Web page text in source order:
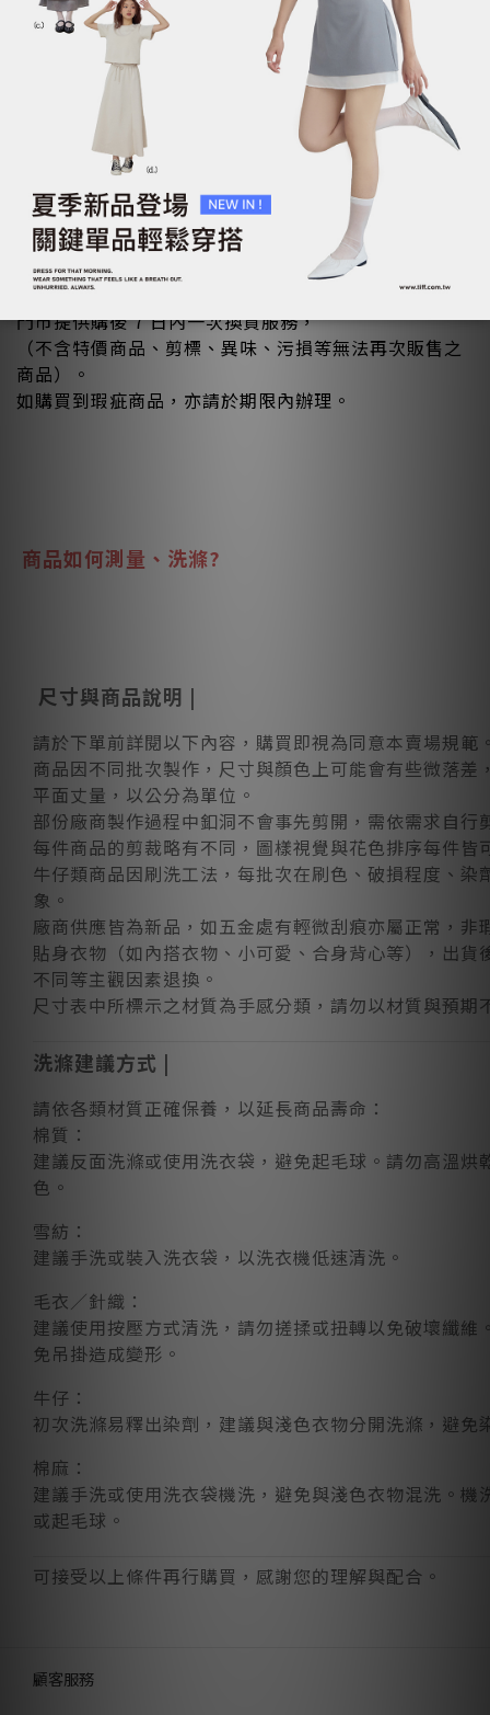
A：門市自取訂單逾期未取並取消後，
已付款金額恕不予退還，敬請理解與配合。
門市購買後常見問題 |
🚨 Q：門市購買的商品可以退換嗎？
A：實體門市不適用七日鑑賞期。
門市提供購後 7 日內一次換貨服務，
（不含特價商品、剪標、異味、污損等無法再次販售之
商品）。
如購買到瑕疵商品，亦請於期限內辦理。
商品如何測量、洗滌?
尺寸與商品說明 |
請於下單前詳閱以下內容，購買即視為同意本賣場規範
商品因不同批次製作，尺寸與顏色上可能會有些微落
平面丈量，以公分為單位。
部份廠商製作過程中釦洞不會事先剪開，需依需求自行
每件商品的剪裁略有不同，圖樣視覺與花色排序每件
牛仔類商品因刷洗工法，每批次在刷色、破損程度、
象。
廠商供應皆為新品，如五金處有輕微刮痕亦屬正常，非
貼身衣物（如內搭衣物、小可愛、合身背心等），出
不同等主觀因素退換。
尺寸表中所標示之材質為手感分類，請勿以材質與預期
洗滌建議方式 |
請依各類材質正確保養，以延長商品壽命：
棉質：
建議反面洗滌或使用洗衣袋，避免起毛球。請勿高溫
色。
雪紡：
建議手洗或裝入洗衣袋，以洗衣機低速清洗。
毛衣／針織：
建議使用按壓方式清洗，請勿搓揉或扭轉以免破壞纖
免吊掛造成變形。
牛仔：
初次洗滌易釋出染劑，建議與淺色衣物分開洗滌，避免
棉麻：
建議手洗或使用洗衣袋機洗，避免與淺色衣物混洗。
或起毛球。
可接受以上條件再行購買，感謝您的理解與配合。
顧客服務